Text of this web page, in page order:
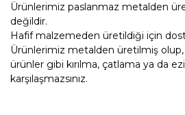
Ürünlerimiz paslanmaz metalden
değildir.
Hafif malzemeden üretildiği için
Ürünlerimiz metalden üretilmiş
ürünler gibi kırılma, çatlama ya da
karşılaşmazsınız.